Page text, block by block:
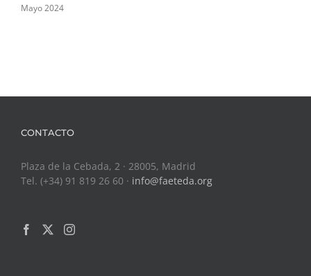
Mayo 2024
CONTACTO
Plaza de la Cebada, 2 · 28005, Madrid
Tel. (+34) 91 819 26 60 · info@faeteda.org